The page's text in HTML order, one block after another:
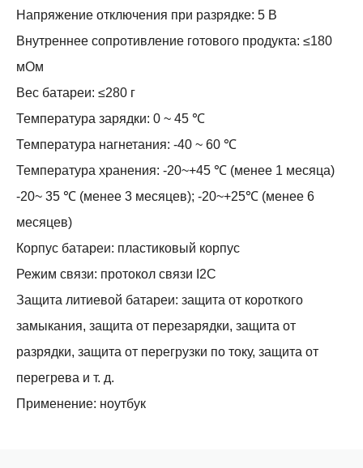
Напряжение отключения при разрядке: 5 В
Внутреннее сопротивление готового продукта: ≤180
мОм
Вес батареи: ≤280 г
Температура зарядки: 0 ~ 45 ℃
Температура нагнетания: -40 ~ 60 ℃
Температура хранения: -20~+45 ℃ (менее 1 месяца)
-20~ 35 ℃ (менее 3 месяцев); -20~+25℃ (менее 6
месяцев)
Корпус батареи: пластиковый корпус
Режим связи: протокол связи I2C
Защита литиевой батареи: защита от короткого
замыкания, защита от перезарядки, защита от
разрядки, защита от перегрузки по току, защита от
перегрева и т. д.
Применение: ноутбук